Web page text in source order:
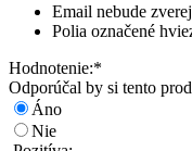
Email nebude
Polia označené
Hodnotenie:*
Odporúčal by si tento
Áno
Nie